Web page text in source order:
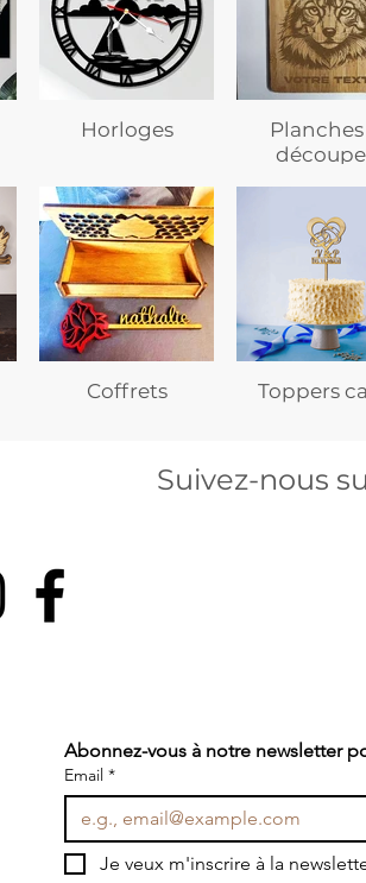
Horloges
Planches
Coffrets Toppers
Suivez-nous
Abonnez-vous à notre newsletter
Email *
Je veux m'inscrire à la